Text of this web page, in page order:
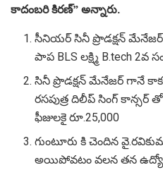
కాదంబరి కిరణ్” అన్నారు.
సీనియర్ సినీ ప్రొడక్షన్ మేనేజర్
పాప BLS లక్ష్మి B.tech 2వ
సినీ ప్రొడక్షన్ మేనేజర్ గానే
రసపుత్ర దిలీప్ సింగ్ కాన్సర్
ఫీజులకై రూ.25,000
గుంటూరు కి చెందిన
అయిపోవటం వలన తన